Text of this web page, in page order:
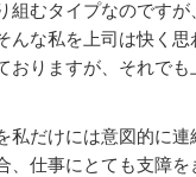
組むタイプなのです
んな私を上司は快く
おりますが、それで
私だけには意図的に連
、仕事にとても支障を